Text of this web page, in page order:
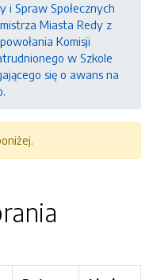
i Spraw Społecznych
Miasta Redy z
Komisji
w Szkole
się o awans na